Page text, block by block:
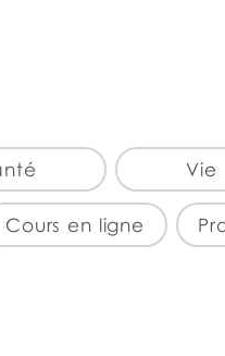
Vie
Cours en ligne